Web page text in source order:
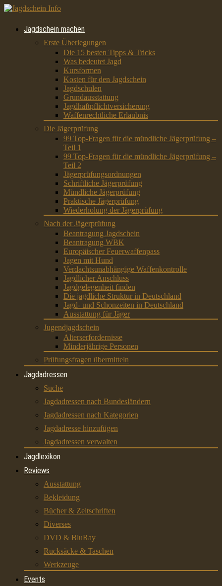
Jagdschein machen
Erste Überlegungen
Die 15 besten Tipps & Tricks
Was bedeutet Jagd
Kursformen
Kosten für den Jagdschein
Jagdschulen
Grundausstattung
Jagdhaftpflichtversicherung
Waffenrechtliche Erlaubnis
Die Jägerprüfung
99 Top-Fragen für die mündliche Jägerprüfung –
Teil 1
99 Top-Fragen für die mündliche Jägerprüfung –
Teil 2
Jägerprüfungsordnungen
Schriftliche Jägerprüfung
Mündliche Jägerprüfung
Praktische Jägerprüfung
Wiederholung der Jägerprüfung
Nach der Jägerprüfung
Beantragung Jagdschein
Beantragung WBK
Europäischer Feuerwaffenpass
Jagen mit Hund
Verdachtsunabhängige Waffenkontrolle
Jagdlicher Anschluss
Jagdgelegenheit finden
Die jagdliche Struktur in Deutschland
Jagd- und Schonzeiten in Deutschland
Ausstattung für Jäger
Jugendjagdschein
Alterserfordernisse
Minderjährige Personen
Prüfungsfragen übermitteln
Jagdadressen
Suche
Jagdadressen nach Bundesländern
Jagdadressen nach Kategorien
Jagdadresse hinzufügen
Jagdadressen verwalten
Jagdlexikon
Reviews
Ausstattung
Bekleidung
Bücher & Zeitschriften
Diverses
DVD & BluRay
Rucksäcke & Taschen
Werkzeuge
Events